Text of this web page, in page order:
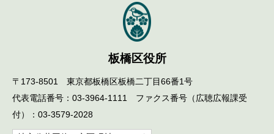
板橋区役所
〒173-8501 東京都板橋区板橋二丁目66番1号
代表電話番号：03-3964-1111 ファクス番号（広聴広報課受
付）：03-3579-2028